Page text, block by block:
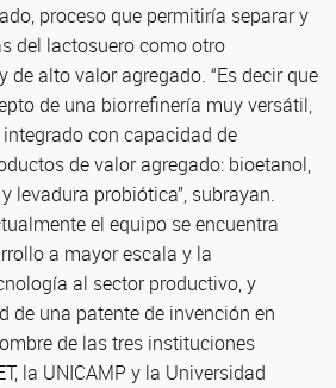
proceso que permitiría separar y
del lactosuero como otro
alto valor agregado. “Es decir que
de una biorrefinería muy versátil,
con capacidad de
de valor agregado: bioetanol,
levadura probiótica”, subrayan.
el equipo se encuentra
a mayor escala y la
al sector productivo, y
de una patente de invención en
de las tres instituciones
la UNICAMP y la Universidad